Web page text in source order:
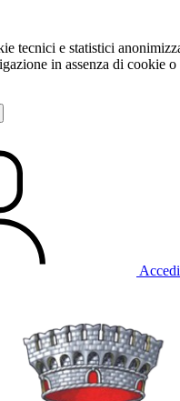
tecnici e statistici
in assenza di cookie